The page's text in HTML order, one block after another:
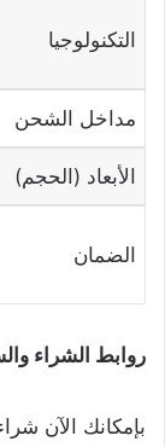
التكنولوجيا
مداخل الشحن
الأبعاد (الحجم)
الضمان
روابط الشراء